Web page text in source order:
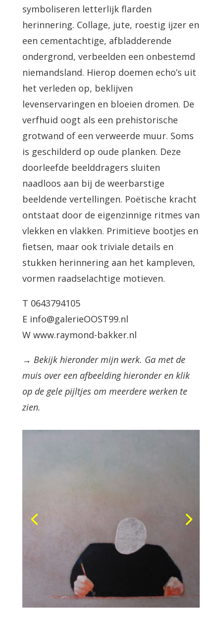
symboliseren letterlijk flarden
herinnering. Collage, jute, roestig ijzer en
een cementachtige, afbladderende
ondergrond, verbeelden een onbestemd
niemandsland. Hierop doemen echo’s uit
het verleden op, beklijven
levenservaringen en bloeien dromen. De
verfhuid oogt als een prehistorische
grotwand of een verweerde muur. Soms
is geschilderd op oude planken. Deze
doorleefde beelddragers sluiten
naadloos aan bij de weerbarstige
beeldende vertellingen. Poëtische kracht
ontstaat door de eigenzinnige ritmes van
vlekken en vlakken. Primitieve bootjes en
fietsen, maar ook triviale details en
stukken herinnering aan het kampleven,
vormen raadselachtige motieven.
T 0643794105
E info@galerieOOST99.nl
W www.raymond-bakker.nl
→ Bekijk hieronder mijn werk. Ga met de
muis over een afbeelding hieronder en klik
op de gele pijltjes om meerdere werken te
zien.